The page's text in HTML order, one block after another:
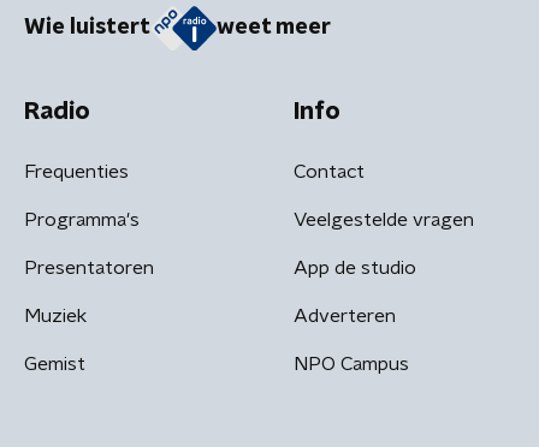
Wie luistert weet meer
Radio
Frequenties
Programma's
Presentatoren
Muziek
Gemist
Info
Contact
Veelgestelde vragen
App de studio
Adverteren
NPO Campus